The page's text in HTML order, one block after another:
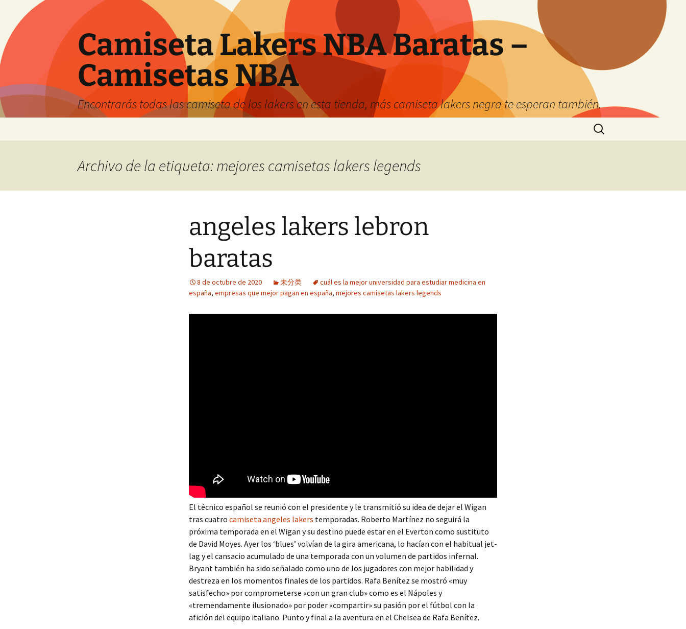
Camiseta Lakers NBA Baratas –
Camisetas NBA
Encontrarás todas las camiseta de los lakers en esta tienda, más camiseta lakers negra te esperan también.
Buscar:
Archivo de la etiqueta: mejores camisetas lakers legends
angeles lakers lebron
baratas
8 de octubre de 2020 未分类
cuál es la mejor universidad para estudiar medicina en
españa, empresas que mejor pagan en españa, mejores camisetas lakers legends
El técnico español se reunió con el presidente y le transmitió su idea de dejar el Wigan
tras cuatro camiseta angeles lakers temporadas. Roberto Martínez no seguirá la
próxima temporada en el Wigan y su destino puede estar en el Everton como sustituto
de David Moyes. Ayer los ‘blues’ volvían de la gira americana, lo hacían con el habitual jet-
lag y el cansacio acumulado de una temporada con un volumen de partidos infernal.
Bryant también ha sido señalado como uno de los jugadores con mejor habilidad y
destreza en los momentos finales de los partidos. Rafa Benítez se mostró «muy
satisfecho» por comprometerse «con un gran club» como es el Nápoles y
«tremendamente ilusionado» por poder «compartir» su pasión por el fútbol con la
afición del equipo italiano. Punto y final a la aventura en el Chelsea de Rafa Benítez.